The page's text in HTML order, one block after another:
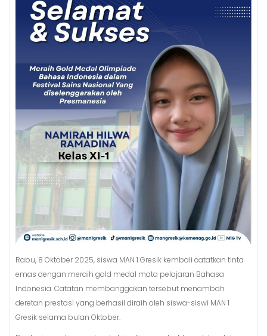
Rabu, 8 Oktober 2025, siswa MAN 1 Gresik kembali catatkan tinta
emas dengan meraih gold medal mata pelajaran Bahasa
Indonesia. Catatan membanggakan tersebut menambah
deretan prestasi yang berhasil diraih oleh siswa-siswi MAN 1
Gresik selama bulan Oktober.